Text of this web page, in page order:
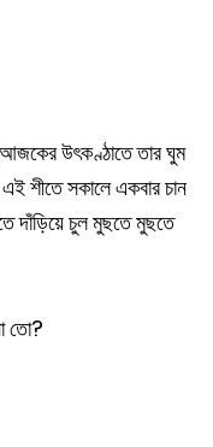
উৎকণ্ঠাতে তার ঘুম
শীতে সকালে একবার চান
দাঁড়িয়ে চুল মুছতে মুছতে
তো?